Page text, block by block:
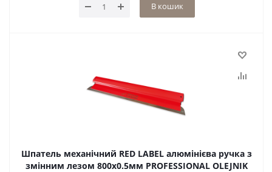
В кошик
Шпатель механічний RED LABEL алюмінієва ручка з
змінним лезом 800х0.5мм PROFESSIONAL OLEJNIK